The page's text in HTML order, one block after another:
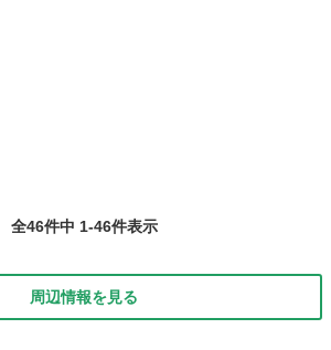
全46件中 1-46件表示
周辺情報を見る